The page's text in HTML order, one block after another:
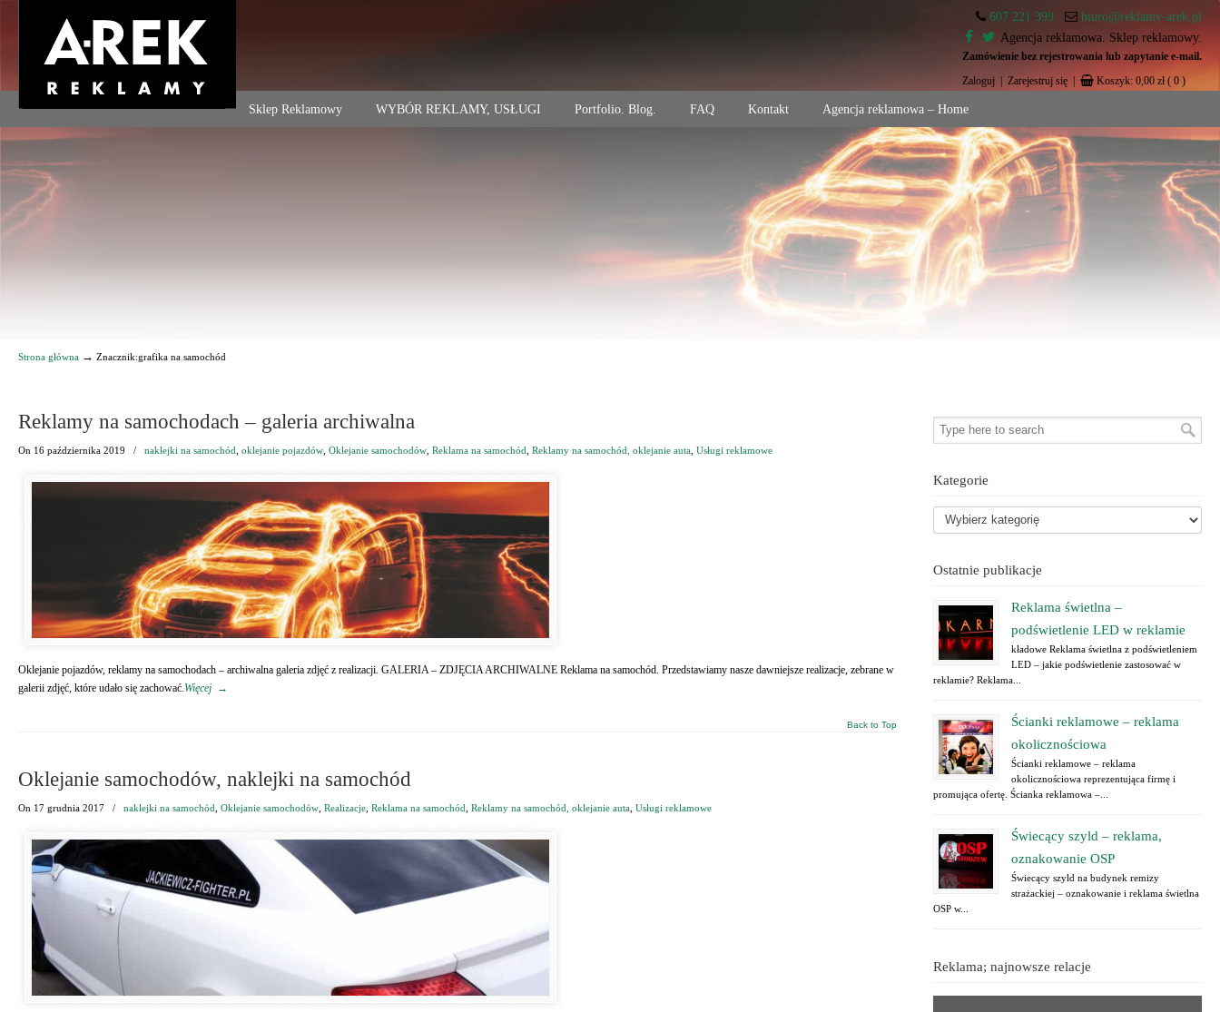
Agencja reklamowa. Reklama – usługi, druk
607 221 399
biuro@reklamy-arek.pl
Agencja reklamowa. Sklep reklamowy.
Zamówienie bez rejestrowania lub zapytanie e-mail.
Zaloguj Zarejestruj się Koszyk: 0,00 zł ( 0 )
Sklep Reklamowy WYBÓR REKLAMY, USŁUGI Portfolio. Blog. FAQ Kontakt Agencja reklamowa – Home
Strona główna → Znacznik:grafika na samochód
Reklamy na samochodach – galeria archiwalna
On 16 października 2019 / naklejki na samochód oklejanie pojazdów Oklejanie samochodów Reklama na samochód Reklamy na samochód, oklejanie auta Usługi reklamowe
Oklejanie pojazdów, reklamy na samochodach – archiwalna galeria zdjęć z realizacji. GALERIA – ZDJĘCIA ARCHIWALNE Reklama na samochód. Przedstawiamy nasze dawniejsze realizacje, zebrane w
galerii zdjęć, które udało się zachować. Więcej →
Back to Top
Oklejanie samochodów, naklejki na samochód
On 17 grudnia 2017 / naklejki na samochód Oklejanie samochodów Realizacje Reklama na samochód Reklamy na samochód, oklejanie auta Usługi reklamowe
Kategorie
Ostatnie publikacje
Reklama świetlna –
podświetlenie LED w reklamie
kładowe Reklama świetlna z podświetleniem
LED – jakie podświetlenie zastosować w
reklamie? Reklama...
Ścianki reklamowe – reklama
okolicznościowa
Ścianki reklamowe – reklama
okolicznościowa reprezentująca firmę i
promująca ofertę. Ścianka reklamowa –...
Świecący szyld – reklama,
oznakowanie OSP
Świecący szyld na budynek remizy
strażackiej – oznakowanie i reklama świetlna
OSP w...
Reklama; najnowsze relacje